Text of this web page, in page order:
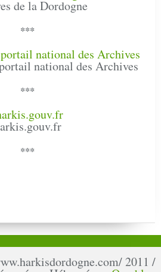
de la Dordogne
***
national des Archives
***
***
2011 /